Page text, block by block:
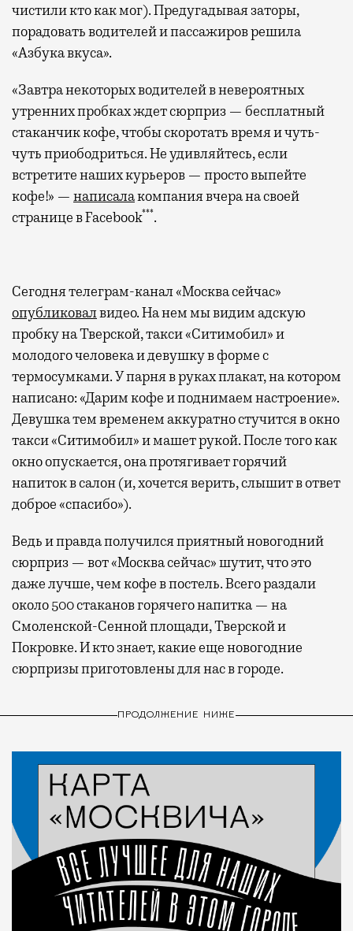
чистили кто как мог). Предугадывая заторы,
порадовать водителей и пассажиров решила
«Азбука вкуса».
«Завтра некоторых водителей в невероятных
утренних пробках ждет сюрприз — бесплатный
стаканчик кофе, чтобы скоротать время и чуть-
чуть приободриться. Не удивляйтесь, если
встретите наших курьеров — просто выпейте
кофе!» — написалакомпания вчера на своей
странице в Facebook***.
Сегодня телеграм-канал «Москва сейчас»
опубликовалвидео. На нем мы видим адскую
пробку на Тверской, такси «Ситимобил» и
молодого человека и девушку в форме с
термосумками. У парня в руках плакат, на котором
написано: «Дарим кофе и поднимаем настроение».
Девушка тем временем аккуратно стучится в окно
такси «Ситимобил» и машет рукой. После того как
окно опускается, она протягивает горячий
напиток в салон (и, хочется верить, слышит в ответ
доброе «спасибо»).
Ведь и правда получился приятный новогодний
сюрприз — вот «Москва сейчас» шутит, что это
даже лучше, чем кофе в постель. Всего раздали
около 500 стаканов горячего напитка — на
Смоленской-Сенной площади, Тверской и
Покровке. И кто знает, какие еще новогодние
сюрпризы приготовлены для нас в городе.
ПРОДОЛЖЕНИЕ НИЖЕ